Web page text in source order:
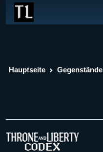
Hauptseite Gegenstände